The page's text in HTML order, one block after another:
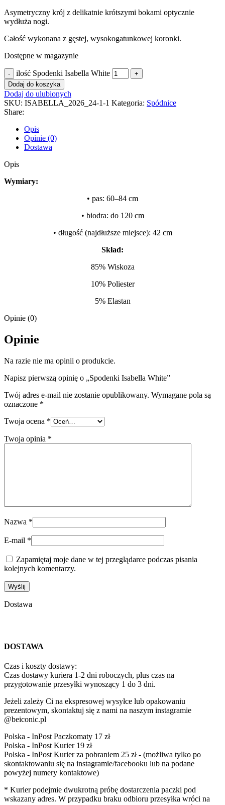
Asymetryczny krój z delikatnie krótszymi bokami optycznie
wydłuża nogi.
Całość wykonana z gęstej, wysokogatunkowej koronki.
Dostępne w magazynie
ilość Spodenki Isabella White
Dodaj do koszyka
Dodaj do ulubionych
SKU: ISABELLA_2026_24-1-1 Kategoria: Spódnice
Share:
Opis
Opinie (0)
Dostawa
Opis
Wymiary:
• pas: 60–84 cm
• biodra: do 120 cm
• długość (najdłuższe miejsce): 42 cm
Skład:
85% Wiskoza
10% Poliester
5% Elastan
Opinie (0)
Opinie
Na razie nie ma opinii o produkcie.
Napisz pierwszą opinię o „Spodenki Isabella White”
Twój adres e-mail nie zostanie opublikowany. Wymagane pola są
oznaczone *
Twoja ocena *
Twoja opinia *
Nazwa *
E-mail *
Zapamiętaj moje dane w tej przeglądarce podczas pisania
kolejnych komentarzy.
Dostawa
DOSTAWA
Czas i koszty dostawy:
Czas dostawy kuriera 1-2 dni roboczych, plus czas na
przygotowanie przesyłki wynoszący 1 do 3 dni.
Jeżeli zależy Ci na ekspresowej wysyłce lub opakowaniu
prezentowym, skontaktuj się z nami na naszym instagramie
@beiconic.pl
Polska - InPost Paczkomaty 17 zł
Polska - InPost Kurier 19 zł
Polska - InPost Kurier za pobraniem 25 zł - (możliwa tylko po
skontaktowaniu się na instagramie/facebooku lub na podane
powyżej numery kontaktowe)
* Kurier podejmie dwukrotną próbę dostarczenia paczki pod
wskazany adres. W przypadku braku odbioru przesyłka wróci na